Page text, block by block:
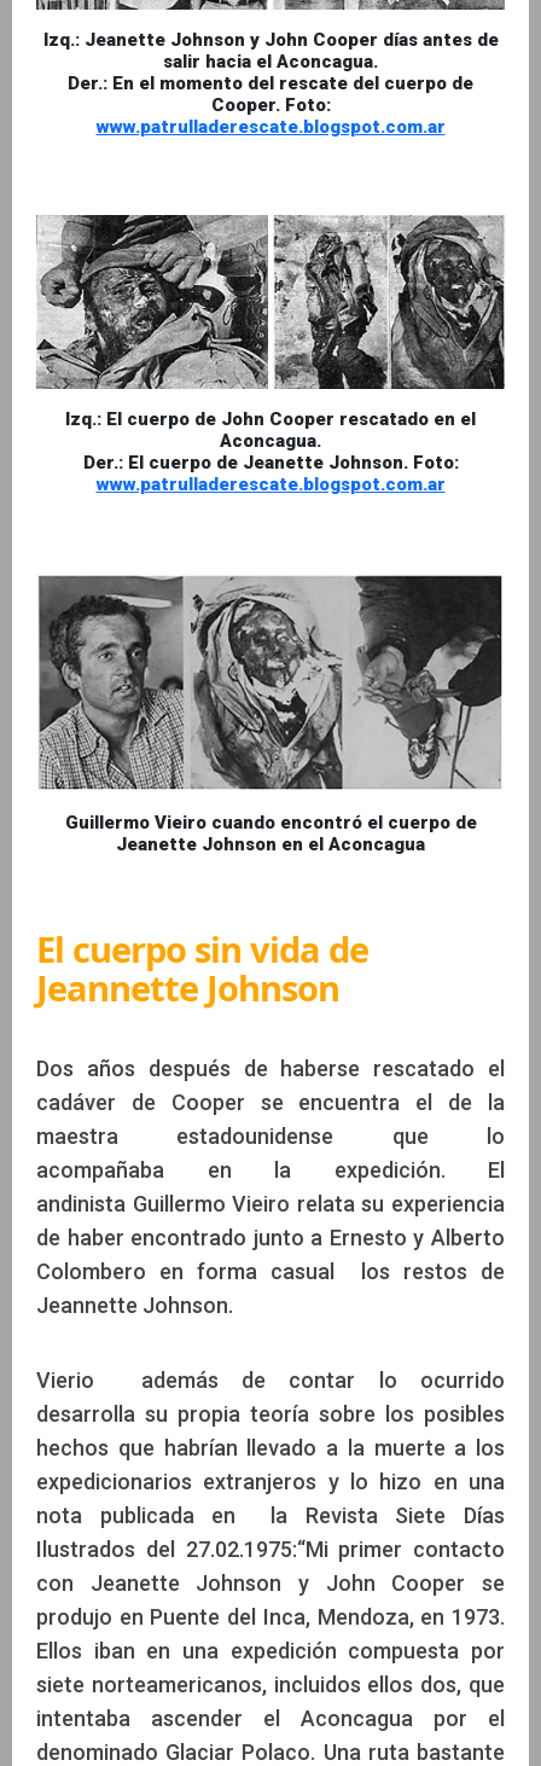
Izq.: Jeanette Johnson y John Cooper días antes de
salir hacia el Aconcagua.
Der.: En el momento del rescate del cuerpo de
Cooper. Foto:
www.patrulladerescate.blogspot.com.ar
Izq.: El cuerpo de John Cooper rescatado en el
Aconcagua.
Der.: El cuerpo de Jeanette Johnson. Foto:
www.patrulladerescate.blogspot.com.ar
Guillermo Vieiro cuando encontró el cuerpo de
Jeanette Johnson en el Aconcagua
El cuerpo sin vida de
Jeannette Johnson
Dos años después de haberse rescatado el
cadáver de Cooper se encuentra el de la
maestra estadounidense que lo
acompañaba en la expedición. El
andinista Guillermo Vieiro relata su experiencia
de haber encontrado junto a Ernesto y Alberto
Colombero en forma casual los restos de
Jeannette Johnson.
Vierio además de contar lo ocurrido
desarrolla su propia teoría sobre los posibles
hechos que habrían llevado a la muerte a los
expedicionarios extranjeros y lo hizo en una
nota publicada en la Revista Siete Días
Ilustrados del 27.02.1975:“Mi primer contacto
con Jeanette Johnson y John Cooper se
produjo en Puente del Inca, Mendoza, en 1973.
Ellos iban en una expedición compuesta por
siete norteamericanos, incluidos ellos dos, que
intentaba ascender el Aconcagua por el
denominado Glaciar Polaco. Una ruta bastante